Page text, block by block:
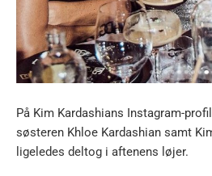
På Kim Kardashians Instagram-
søsteren Khloe Kardashian samt
ligeledes deltog i aftenens løjer.